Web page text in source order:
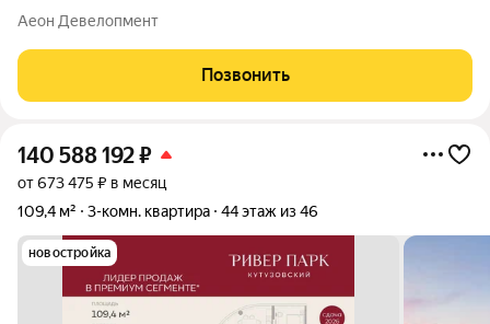
Башне Янтарь Премиальный жилой комплекс Ривер Парк
Кутузовский строится в одном из самых престижных районов
столицы Дорогомилово, на
Аеон Девелопмент
Позвонить
140 588 192₽
от 673 475 ₽ в месяц
109,4 м²
3-комн. квартира 44 этаж из 46
новостройка